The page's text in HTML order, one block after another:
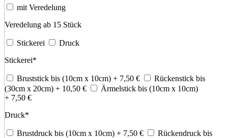
mit Veredelung
Veredelung ab 15 Stück
Stickerei
Druck
Stickerei*
Bruststick bis (10cm x 10cm) + 7,50 €
Rückenstick bis
(30cm x 20cm) + 10,50 €
Ärmelstick bis (10cm x 10cm)
+ 7,50 €
Druck*
Brustdruck bis (10cm x 10cm) + 7,50 €
Rückendruck bis